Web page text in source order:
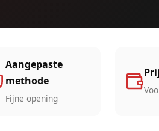
Aangepaste
methode
Fijne opening